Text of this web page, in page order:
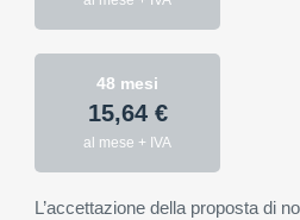
48 mesi
15,64 €
al mese + IVA
L’accettazione della proposta di